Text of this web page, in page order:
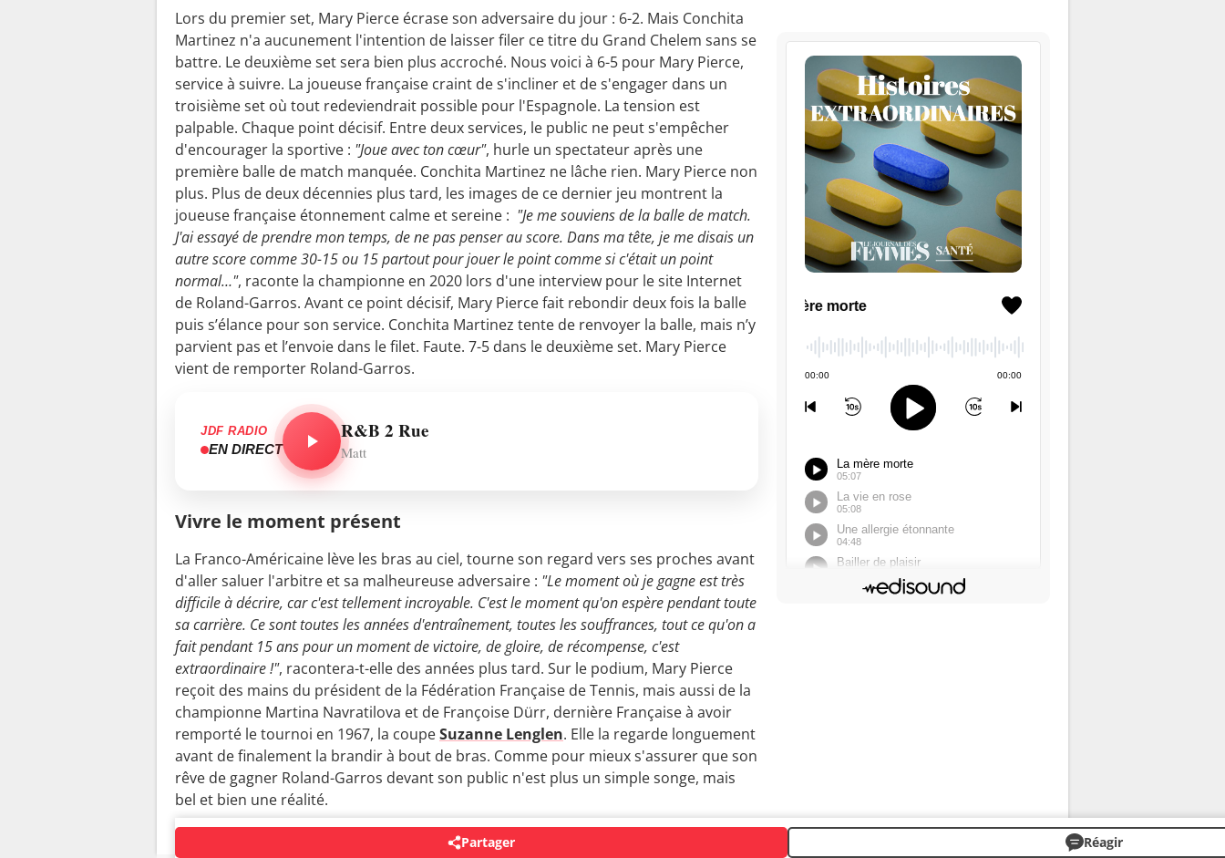
Lors du premier set, Mary Pierce écrase son adversaire du jour : 6-2. Mais Conchita
Martinez n'a aucunement l'intention de laisser filer ce titre du Grand Chelem sans se
battre. Le deuxième set sera bien plus accroché. Nous voici à 6-5 pour Mary Pierce,
service à suivre. La joueuse française craint de s'incliner et de s'engager dans un
troisième set où tout redeviendrait possible pour l'Espagnole. La tension est
palpable. Chaque point décisif. Entre deux services, le public ne peut s'empêcher
d'encourager la sportive : "Joue avec ton cœur", hurle un spectateur après une
première balle de match manquée. Conchita Martinez ne lâche rien. Mary Pierce non
plus. Plus de deux décennies plus tard, les images de ce dernier jeu montrent la
joueuse française étonnement calme et sereine : "Je me souviens de la balle de match.
J'ai essayé de prendre mon temps, de ne pas penser au score. Dans ma tête, je me disais un
autre score comme 30-15 ou 15 partout pour jouer le point comme si c'était un point
normal…", raconte la championne en 2020 lors d'une interview pour le site Internet
de Roland-Garros. Avant ce point décisif, Mary Pierce fait rebondir deux fois la balle
puis s’élance pour son service. Conchita Martinez tente de renvoyer la balle, mais n’y
parvient pas et l’envoie dans le filet. Faute. 7-5 dans le deuxième set. Mary Pierce
vient de remporter Roland-Garros.
JDF RADIO
EN DIRECT
R&B 2 Rue
Matt
Vivre le moment présent
La Franco-Américaine lève les bras au ciel, tourne son regard vers ses proches avant
d'aller saluer l'arbitre et sa malheureuse adversaire : "Le moment où je gagne est très
difficile à décrire, car c'est tellement incroyable. C'est le moment qu'on espère pendant toute
sa carrière. Ce sont toutes les années d'entraînement, toutes les souffrances, tout ce qu'on a
fait pendant 15 ans pour un moment de victoire, de gloire, de récompense, c'est
extraordinaire !", racontera-t-elle des années plus tard. Sur le podium, Mary Pierce
reçoit des mains du président de la Fédération Française de Tennis, mais aussi de la
championne Martina Navratilova et de Françoise Dürr, dernière Française à avoir
remporté le tournoi en 1967, la coupeSuzanne Lenglen. Elle la regarde longuement
avant de finalement la brandir à bout de bras. Comme pour mieux s'assurer que son
rêve de gagner Roland-Garros devant son public n'est plus un simple songe, mais
bel et bien une réalité.
Partager Réagir